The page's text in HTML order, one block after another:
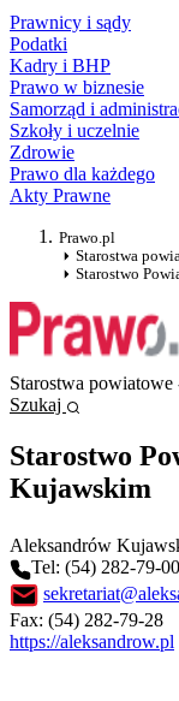
Prawnicy i sądy
Podatki
Kadry i BHP
Prawo w biznesie
Samorząd i
Szkoły i uczelnie
Zdrowie
Prawo dla każdego
Akty Prawne
Prawo.pl
Starostwa
Starostwo
Starostwa
Szukaj
Starostwo
Kujawskim
Aleksandrów
Tel: (54) 282-79-00
Fax: (54) 282-79-28
https://aleksandrow.pl